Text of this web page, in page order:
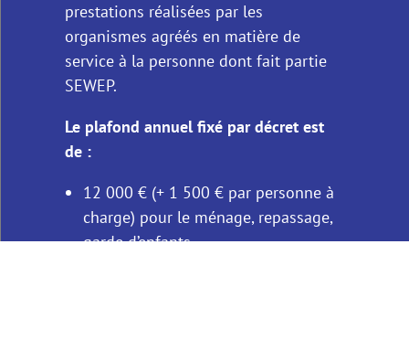
prestations réalisées par les
organismes agréés en matière de
service à la personne dont fait partie
SEWEP.
Le plafond annuel fixé par décret est
de :
12 000 € (+ 1 500 € par personne à
charge) pour le ménage, repassage,
garde d’enfants…